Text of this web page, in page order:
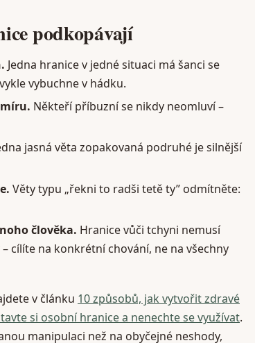
podkopávají
Jedna hranice v jedné situaci má šanci se
vybuchne v hádku.
Někteří příbuzní se nikdy neomluví –
jasná věta zopakovaná podruhé je silnější
Věty typu „řekni to radši tetě ty” odmítněte:
člověka. Hranice vůči tchyni nemusí
cílíte na konkrétní chování, ne na všechny
v článku 10 způsobů, jak vytvořit zdravé
si osobní hranice a nenechte se využívat.
manipulaci než na obyčejné neshody,